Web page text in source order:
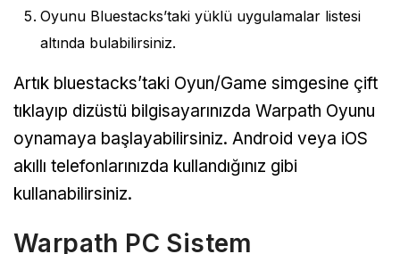
Oyunu Bluestacks’taki yüklü uygulamalar listesi
altında bulabilirsiniz.
Artık bluestacks’taki Oyun/Game simgesine çift
tıklayıp dizüstü bilgisayarınızda Warpath Oyunu
oynamaya başlayabilirsiniz. Android veya iOS
akıllı telefonlarınızda kullandığınız gibi
kullanabilirsiniz.
Warpath PC Sistem